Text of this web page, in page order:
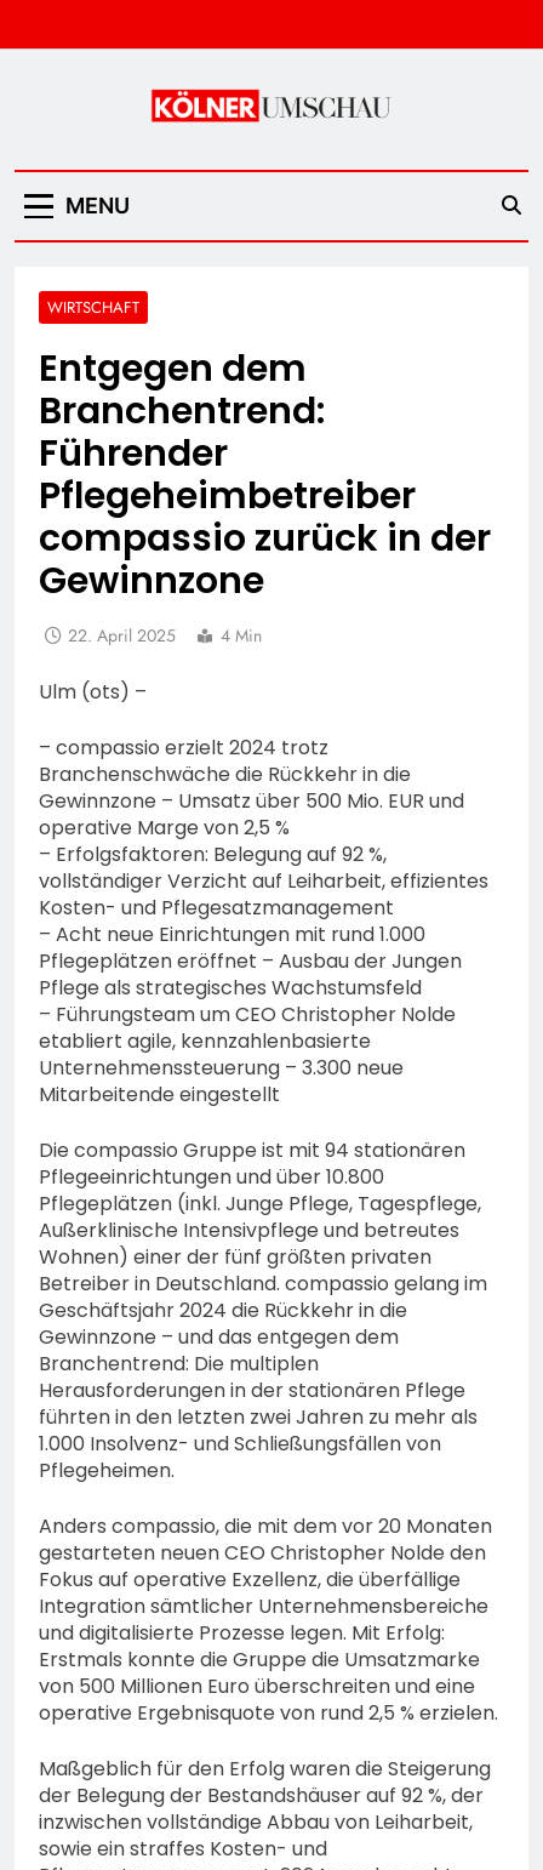
to
Kölner Umschau
MENU
WIRTSCHAFT
Entgegen dem
Branchentrend:
Führender
Pflegeheimbetreiber
compassio zurück in der
Gewinnzone
22. April 2025 4 Min
Ulm (ots) –
– compassio erzielt 2024 trotz
Branchenschwäche die Rückkehr in die
Gewinnzone – Umsatz über 500 Mio. EUR und
operative Marge von 2,5 %
– Erfolgsfaktoren: Belegung auf 92 %,
vollständiger Verzicht auf Leiharbeit, effizientes
Kosten- und Pflegesatzmanagement
– Acht neue Einrichtungen mit rund 1.000
Pflegeplätzen eröffnet – Ausbau der Jungen
Pflege als strategisches Wachstumsfeld
– Führungsteam um CEO Christopher Nolde
etabliert agile, kennzahlenbasierte
Unternehmenssteuerung – 3.300 neue
Mitarbeitende eingestellt
Die compassio Gruppe ist mit 94 stationären
Pflegeeinrichtungen und über 10.800
Pflegeplätzen (inkl. Junge Pflege, Tagespflege,
Außerklinische Intensivpflege und betreutes
Wohnen) einer der fünf größten privaten
Betreiber in Deutschland. compassio gelang im
Geschäftsjahr 2024 die Rückkehr in die
Gewinnzone – und das entgegen dem
Branchentrend: Die multiplen
Herausforderungen in der stationären Pflege
führten in den letzten zwei Jahren zu mehr als
1.000 Insolvenz- und Schließungsfällen von
Pflegeheimen.
Anders compassio, die mit dem vor 20 Monaten
gestarteten neuen CEO Christopher Nolde den
Fokus auf operative Exzellenz, die überfällige
Integration sämtlicher Unternehmensbereiche
und digitalisierte Prozesse legen. Mit Erfolg:
Erstmals konnte die Gruppe die Umsatzmarke
von 500 Millionen Euro überschreiten und eine
operative Ergebnisquote von rund 2,5 % erzielen.
Maßgeblich für den Erfolg waren die Steigerung
der Belegung der Bestandshäuser auf 92 %, der
inzwischen vollständige Abbau von Leiharbeit,
sowie ein straffes Kosten- und